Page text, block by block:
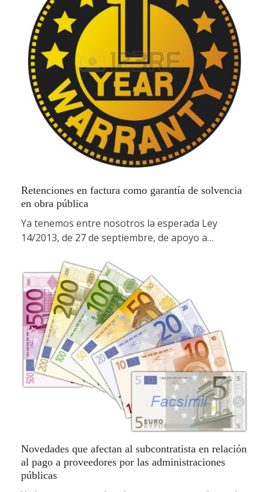
Retenciones en factura como garantía de solvencia
en obra pública
Ya tenemos entre nosotros la esperada Ley
14/2013, de 27 de septiembre, de apoyo a…
Novedades que afectan al subcontratista en relación
al pago a proveedores por las administraciones
públicas